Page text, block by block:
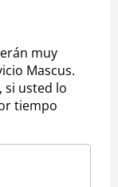
muy
Mascus.
si usted lo
tiempo